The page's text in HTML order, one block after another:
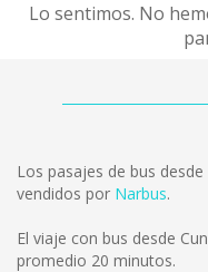
Lo sentimos. No
Los pasajes de bus
vendidos por Narbus.
El viaje con bus desde
promedio 20 minutos.